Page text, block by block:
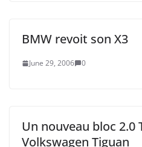
BMW revoit son X3
June 29, 2006 0
Un nouveau bloc 2.0
Volkswagen Tiguan